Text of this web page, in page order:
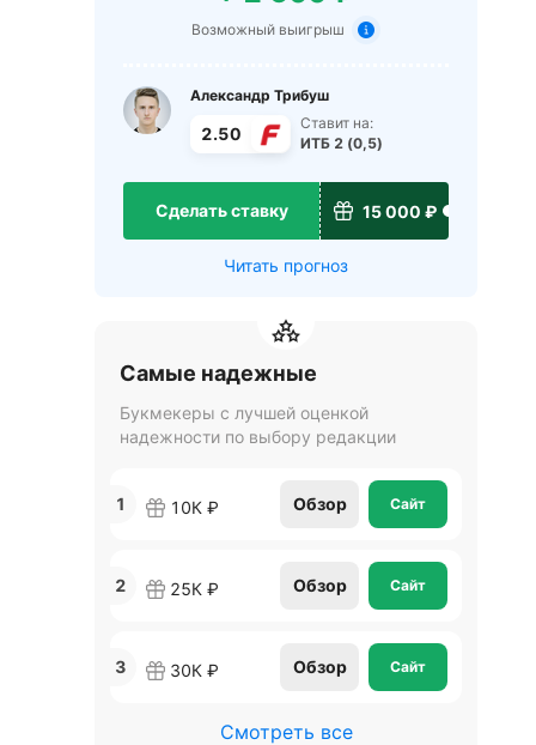
Возможный выигрыш
Александр Трибуш
2.50
Ставит на:
ИТБ 2 (0,5)
Сделать ставку 15 000 ₽
Читать прогноз
Самые надежные
Букмекеры с лучшей оценкой
надежности по выбору редакции
1 10К ₽ Обзор Сайт
2 25К ₽ Обзор Сайт
3 30К ₽ Обзор Сайт
Смотреть все